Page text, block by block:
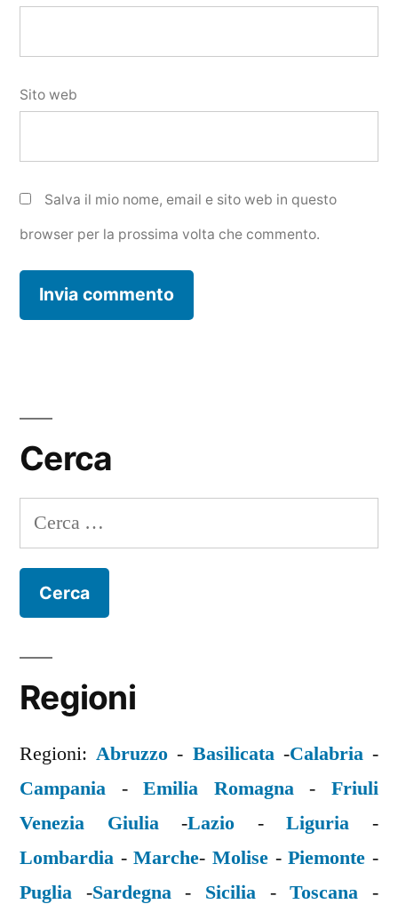
Sito web
Salva il mio nome, email e sito web in questo
browser per la prossima volta che commento.
Cerca
Ricerca
per:
Regioni
Regioni:Abruzzo - Basilicata-Calabria-
Campania -Emilia Romagna-Friuli
Venezia Giulia-Lazio -Liguria -
Lombardia -Marche-Molise -Piemonte -
Puglia -Sardegna- Sicilia -Toscana -